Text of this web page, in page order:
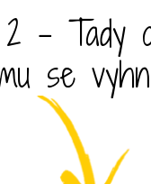
- Tady
se